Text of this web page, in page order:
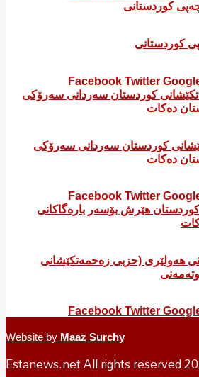
کوردستانی
Facebook Twitter
کوردستان سەردانی سەرۆکی
دەکات
Facebook Twitter
هەولێری (حزبی زەحمەتکێشانی
Facebook Twitter
Website by Maaz Surchy
Estanews.net All rights reserved